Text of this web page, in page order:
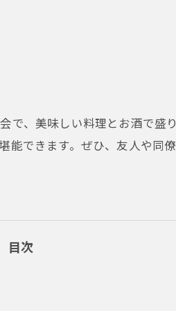
、美味しい料理とお酒で盛
できます。ぜひ、友人や同
目次